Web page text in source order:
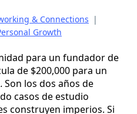
& Connections |
Growth
para un fundador de
de $200,000 para un
los dos años de
casos de estudio
construyen imperios. Si